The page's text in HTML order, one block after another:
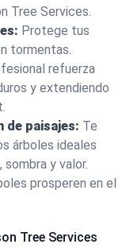
Tree Services.
Protege tus
tormentas.
refuerza
y extendiendo
de paisajes: Te
árboles ideales
y valor.
prosperen en el
Tree Services